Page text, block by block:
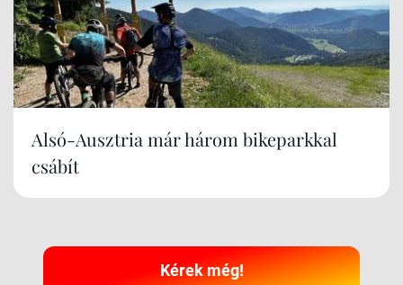
Alsó-Ausztria már három bikeparkkal
csábít
Kérek még!